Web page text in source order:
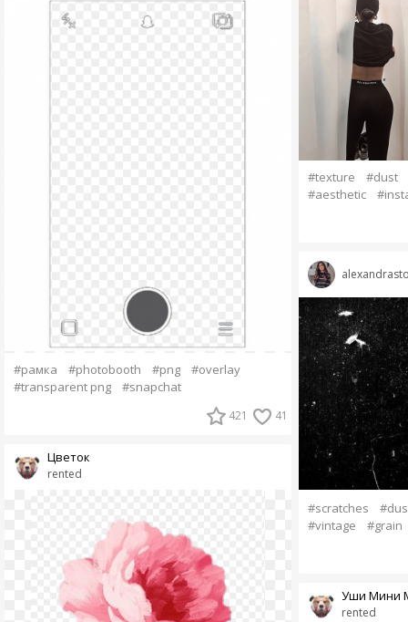
#рамка #photobooth #png
#overlay
#transparent png
#snapchat
421 41
rented
Цветок
#texture
#dust
#aesthetic
#scratches
#vintage
#grain
rented
Уши Мини